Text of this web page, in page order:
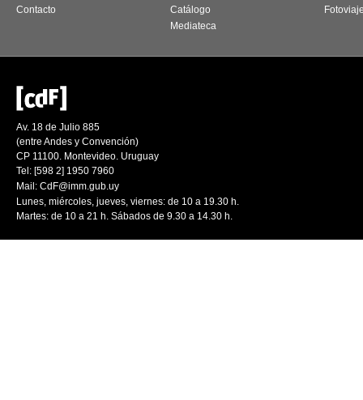
Contacto
Catálogo
Mediateca
Av. 18 de Julio 885
(entre Andes y Convención)
CP 11100. Montevideo. Uruguay
Tel: [598 2] 1950 7960
Mail: CdF@imm.gub.uy
Lunes, miércoles, jueves, viernes: de 10 a 19.30 h.
Martes: de 10 a 21 h. Sábados de 9.30 a 14.30 h.